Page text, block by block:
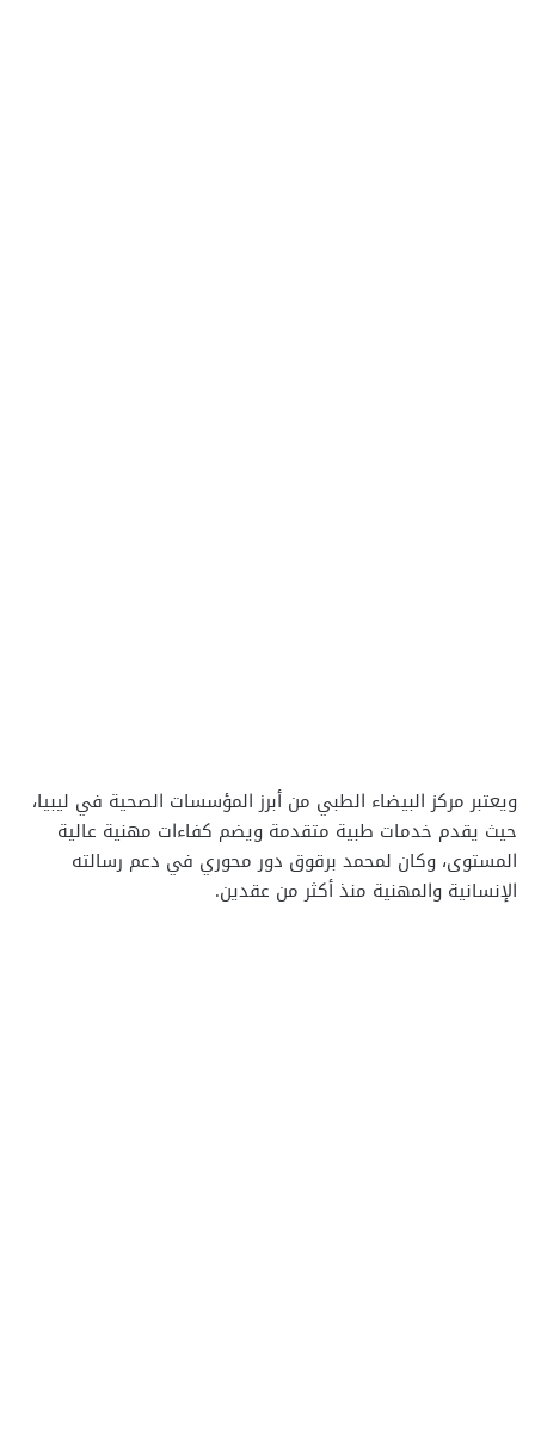
ويعتبر مركز البيضاء الطبي من أبرز المؤسسات الصحية في ليبيا،
حيث يقدم خدمات طبية متقدمة ويضم كفاءات مهنية عالية
المستوى، وكان لمحمد برقوق دور محوري في دعم رسالته
الإنسانية والمهنية منذ أكثر من عقدين.